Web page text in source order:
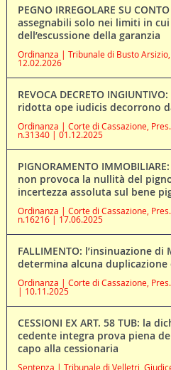
PEGNO IRREGOLARE SU
assegnabili solo nei limiti in
dell’escussione della garanzia
Ordinanza | Tribunale di Busto
12.02.2026
REVOCA DECRETO
ridotta ope iudicis decorrono
Ordinanza | Corte di Cassazione,
n.31340 | 01.12.2025
PIGNORAMENTO
non provoca la nullità del
incertezza assoluta sul bene
Ordinanza | Corte di Cassazione,
n.16216 | 17.06.2025
FALLIMENTO: l’insinuazione di
determina alcuna
Ordinanza | Corte di Cassazione,
| 10.11.2025
CESSIONI EX ART. 58 TUB: la
cedente integra prova piena
capo alla cessionaria
Sentenza | Tribunale di Velletri,